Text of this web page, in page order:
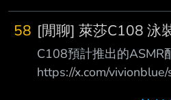
58 [閒聊] 萊莎C108 泳
C108預計推出的ASMR
https://x.com/